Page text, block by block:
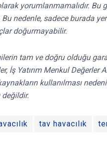
yorumlanmamalıdır.
nedenle, sadece burada
doğurmayabilir.
tam ve doğru olduğu
İş Yatırım Menkul Değerler
kullanılması
değildir.
tav havacılık